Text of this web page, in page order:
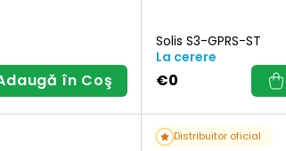
în Coş
Solis S3-GPRS-ST
La cerere
€0
Distribuitor oficial